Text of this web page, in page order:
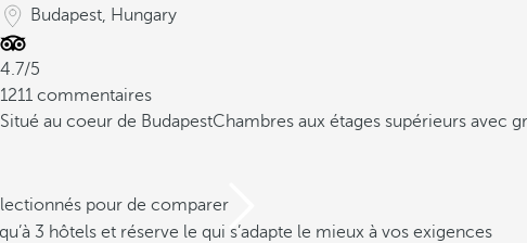
Budapest, Hungary
4.7/5
1211 commentaires
Situé au coeur de BudapestChambres aux étages supérieurs avec
pour de comparer
3 hôtels et réserve le qui s’adapte le mieux à vos exigences